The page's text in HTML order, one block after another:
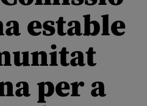
estable
per a